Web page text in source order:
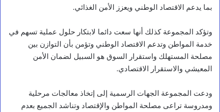
بما يدعم الاقتصاد الوطني ويعزز الأمن الغذائي.
وتؤكد المجموعة كذلك أنها سعت دائما لابتكار حلول عملية تسهم في
خدمة المواطن وتدعم الاقتصاد الوطني وتؤمن بأن التوازن بين
مصلحة المستهلك واستقرار السوق هو السبيل لضمان الأمن
المعيشي والاستقرار الاقتصادي.
ودعت المجموعة الجهات الرسمية إلى إتخاذ معالجات مرحلية
ومدروسة تراعى مصلحة المواطن والإقتصاد وتناشد الجميع بعدم